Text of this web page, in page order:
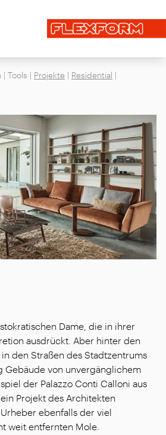
/ schließen
Seite
| Tools | Projekte | Residential |
Dame, die in ihrer
ausdrückt. Aber hinter den
den Straßen des Stadtzentrums
Gebäude von unvergänglichem
der Palazzo Conti Calloni aus
Projekt des Architekten
ebenfalls der viel
weit entfernten Mole.